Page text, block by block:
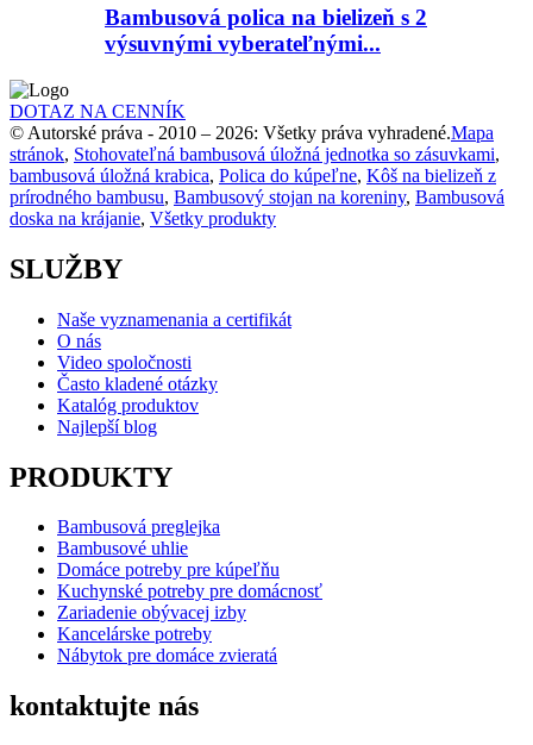
Bambusová polica na bielizeň s 2
výsuvnými vyberateľnými...
DOTAZ NA CENNÍK
© Autorské práva - 2010 – 2026: Všetky práva vyhradené.Mapa
stránok, Stohovateľná bambusová úložná jednotka so zásuvkami,
bambusová úložná krabica, Polica do kúpeľne, Kôš na bielizeň z
prírodného bambusu, Bambusový stojan na koreniny, Bambusová
doska na krájanie, Všetky produkty
SLUŽBY
Naše vyznamenania a certifikát
O nás
Video spoločnosti
Často kladené otázky
Katalóg produktov
Najlepší blog
PRODUKTY
Bambusová preglejka
Bambusové uhlie
Domáce potreby pre kúpeľňu
Kuchynské potreby pre domácnosť
Zariadenie obývacej izby
Kancelárske potreby
Nábytok pre domáce zvieratá
kontaktujte nás